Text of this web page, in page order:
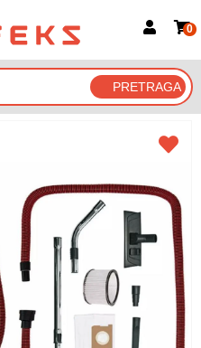
Prijavite se Google nalogom
0